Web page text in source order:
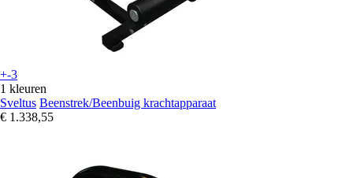
+-3
1 kleuren
Sveltus Beenstrek/Beenbuig krachtapparaat
€ 1.338,55